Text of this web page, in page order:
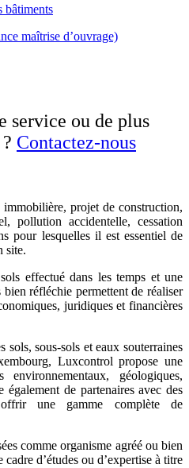
bâtiments
maîtrise d’ouvrage)
service ou de plus
Contactez-nous
immobilière, projet de construction,
pollution accidentelle, cessation
pour lesquelles il est essentiel de
site.
effectué dans les temps et une
réfléchie permettent de réaliser
juridiques et financières
sous-sols et eaux souterraines
Luxcontrol propose une
géologiques,
de partenaires avec des
une gamme complète de
comme organisme agréé ou bien
d’études ou d’expertise à titre